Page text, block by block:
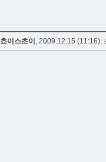
쵸이스초이 , 2009.12.15 (11:16),